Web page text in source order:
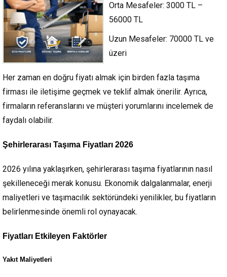
Orta Mesafeler: 3000 TL –
56000 TL
Uzun Mesafeler: 70000 TL ve
üzeri
Her zaman en doğru fiyatı almak için birden fazla taşıma
firması ile iletişime geçmek ve teklif almak önerilir. Ayrıca,
firmaların referanslarını ve müşteri yorumlarını incelemek de
faydalı olabilir.
Şehirlerarası Taşıma Fiyatları 2026
2026 yılına yaklaşırken, şehirlerarası taşıma fiyatlarının nasıl
şekilleneceği merak konusu. Ekonomik dalgalanmalar, enerji
maliyetleri ve taşımacılık sektöründeki yenilikler, bu fiyatların
belirlenmesinde önemli rol oynayacak.
Fiyatları Etkileyen Faktörler
Yakıt Maliyetleri